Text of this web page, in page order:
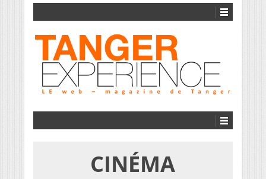
CINÉMA